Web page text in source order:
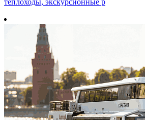
теплоходы, экскурсионные р